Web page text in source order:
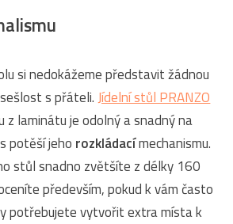
si nedokážeme představit žádnou
s přáteli.Jídelní stůl PRANZO
z laminátu je odolný a snadný na
potěší jeho rozkládacímechanismu.
stůl snadno zvětšíte z délky 160
především, pokud k vám často
potřebujete vytvořit extra místa k